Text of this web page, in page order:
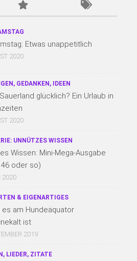
Etwas unappetitlich
2020
GEDANKEN, IDEEN
glücklich? Ein Urlaub in
2020
UNNÜTZES WISSEN
Wissen: Mini-Mega-Ausgabe
oder so)
2020
& EIGENARTIGES
es am Hundeäquator
ist
2019
LIEDER, ZITATE